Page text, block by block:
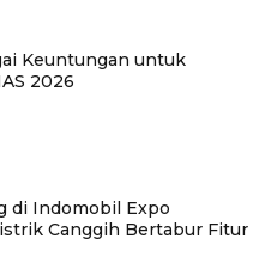
Keuntungan untuk
2026
di Indomobil Expo
Canggih Bertabur Fitur